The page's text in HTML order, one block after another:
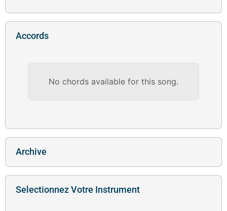
Accords
No chords available for this song.
Archive
Selectionnez Votre Instrument